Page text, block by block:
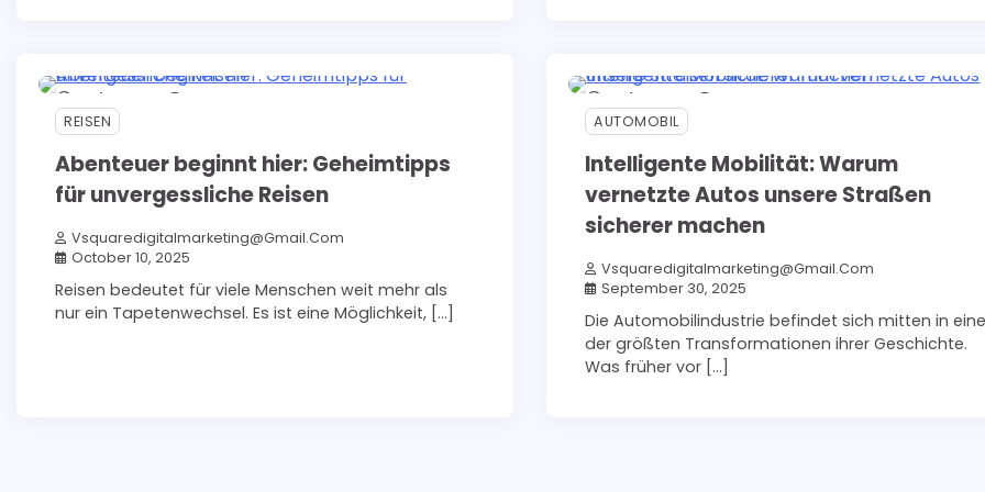
5 min read
REISEN
Abenteuer beginnt hier: Geheimtipps
für unvergessliche Reisen
Vsquaredigitalmarketing@gmail.com
October 10, 2025
Reisen bedeutet für viele Menschen weit mehr als
nur ein Tapetenwechsel. Es ist eine Möglichkeit, […]
5 min read
AUTOMOBIL
Intelligente Mobilität: Warum
vernetzte Autos unsere Straßen
sicherer machen
Vsquaredigitalmarketing@gmail.com
September 30, 2025
Die Automobilindustrie befindet sich mitten in
der größten Transformationen ihrer Geschichte.
Was früher vor […]